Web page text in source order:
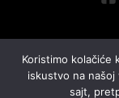
Koristimo kolačiće
iskustvo na
sajt,